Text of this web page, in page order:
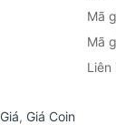
Mã
Mã
Liên
, Giá Coin